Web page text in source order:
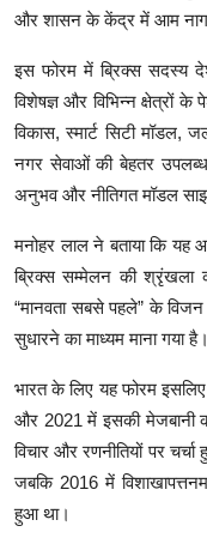
Tour & Travel
History Speaks
About Us
Contact Us
और शासन के केंद्र में आम
इस फोरम में ब्रिक्स सदस्य
विशेषज्ञ और विभिन्न क्षेत्रों
विकास, स्मार्ट सिटी मॉडल,
नगर सेवाओं की बेहतर
अनुभव और नीतिगत मॉडल
मनोहर लाल ने बताया कि यह
ब्रिक्स सम्मेलन की श्रृंखला
“मानवता सबसे पहले” के
सुधारने का माध्यम माना गया है।
भारत के लिए यह फोरम
और 2021 में इसकी मेजबानी
विचार और रणनीतियों पर
जबकि 2016 में
हुआ था।